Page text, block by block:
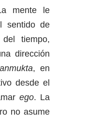
mente le
sentido de
tiempo,
dirección
, en
desde el
ego. La
no asume